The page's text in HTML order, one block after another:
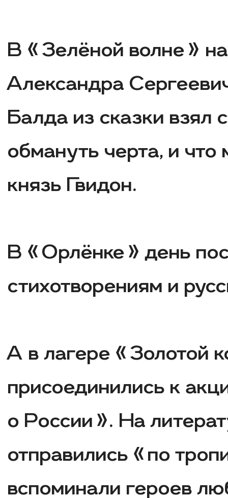
В «Зелёной волне»
Александра
Балда из сказки взял
обмануть черта, и что
князь Гвидон.
В «Орлёнке» день
стихотворениям и
А в лагере «Золотой
присоединились к
о России». На
отправились «по
вспоминали героев